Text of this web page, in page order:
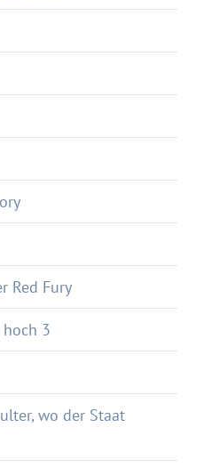
Red Fury
3
wo der Staat